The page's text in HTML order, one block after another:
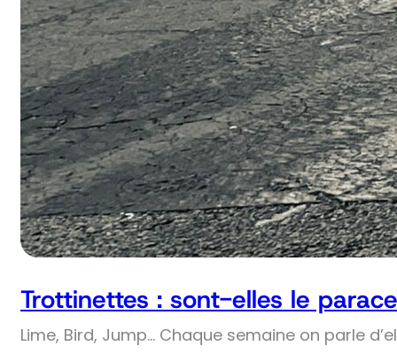
Trottinettes : sont-elles le
Lime, Bird, Jump… Chaque semaine on parle